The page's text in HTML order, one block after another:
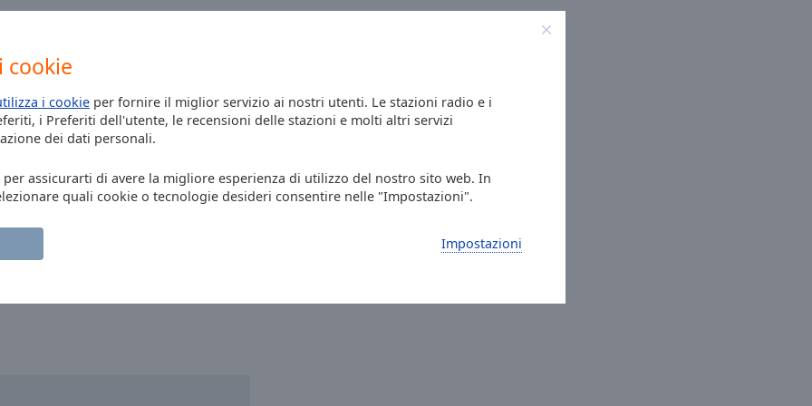
cookie
i cookie per fornire il miglior servizio ai nostri utenti. Le stazioni radio e i
i Preferiti dell'utente, le recensioni delle stazioni e molti altri servizi
dei dati personali.
per assicurarti di avere la migliore esperienza di utilizzo del nostro sito web. In
quali cookie o tecnologie desideri consentire nelle "Impostazioni".
Impostazioni